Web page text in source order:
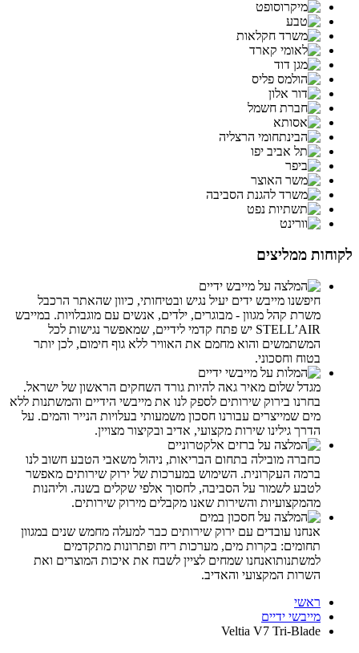
לקוחות ממליצים
חיפשנו מייבש ידים יעיל נגיש ובטיחותי, כיוון שהאתר הרכבל
משרת קהל מגוון - מבוגרים, ילדים, אנשים עם מוגבלויות. במייבש
STELL’AIR יש פתח קדמי לידיים, שמאפשר נגישות לכל
המשתמשים והוא מחמם את האוויר ללא גוף חימום, לכן יותר
בטוח וחסכוני.
מגדל שלום מאיר גאה להיות גורד השחקים הראשון של ישראל.
בחרנו בירוק שירותים לספק לנו את מייבשי הידיים והמשתנות ללא
מים שמייצרים עבורנו חסכון משמעותי בעלויות הנייר והמים. על
הדרך גילינו שירות מקצועי, אדיב ובקיצור מצויין.
כחברה מובילה בתחום הבריאות, ניהול משאבי הטבע חשוב לנו
ברמה העקרונית. השימוש במערכות של ירוק שירותים מאפשר
לטבע לשמור על הסביבה, לחסוך אלפי שקלים בשנה. וליהנות
מהמקצועיות והשירות שאנו מקבלים מירוק שירותים.
אנחנו עובדים עם ירוק שירותים כבר למעלה מחמש שנים במגוון
תחומים: בקרות מים, מערכות ריח ופתרונות מתקדמים
למשתנותואנחנו שמחים לציין לשבח את איכות המוצרים ואת
השרות המקצועי והאדיב.
ראשי
מייבשי ידיים
Veltia V7 Tri-Blade